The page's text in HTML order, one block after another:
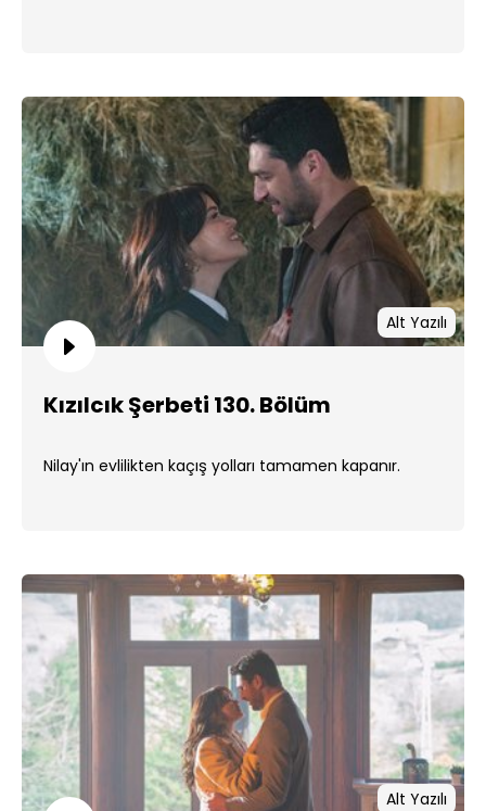
Alt Yazılı
Kızılcık Şerbeti 130. Bölüm
Nilay'ın evlilikten kaçış yolları tamamen kapanır.
Alt Yazılı